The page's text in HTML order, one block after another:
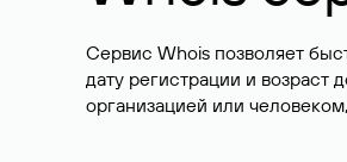
Сервис Whois позволяет
дату регистрации и возраст
организацией или